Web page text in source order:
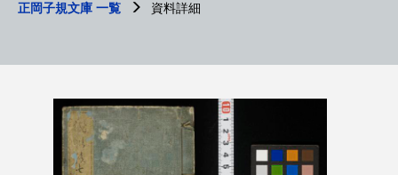
正岡子規文庫 一覧 資料詳細